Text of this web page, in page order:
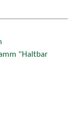
"Haltbar